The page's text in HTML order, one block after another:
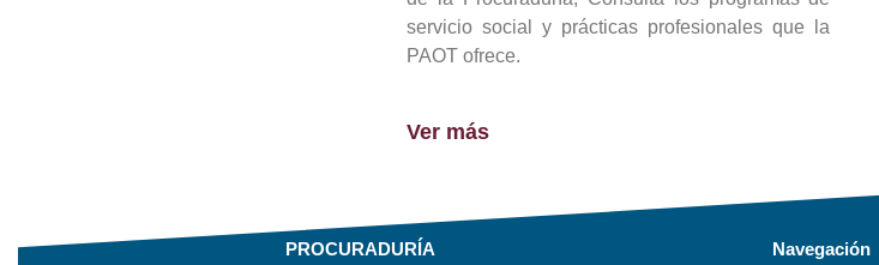
servicio social y prácticas profesionales que la
PAOT ofrece.
Ver más
PROCURADURÍA Navegación